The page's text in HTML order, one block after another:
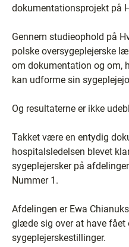
dokumentationsprojekt på
Gennem studieophold på
polske oversygeplejerske
om dokumentation og om,
kan udforme sin
Og resultaterne er ikke
Takket være en entydig
hospitalsledelsen blevet
sygeplejersker på
Nummer 1.
Afdelingen er Ewa
glæde sig over at have fået
sygeplejerskestillinger.